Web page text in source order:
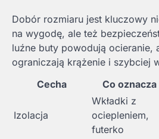
Dobór rozmiaru jest kluczowy
na wygodę, ale też
luźne buty powodują ocieranie,
ograniczają krążenie i szybciej
Cecha
Co oznacza
Izolacja
Wkładki z
ociepleniem,
futerko